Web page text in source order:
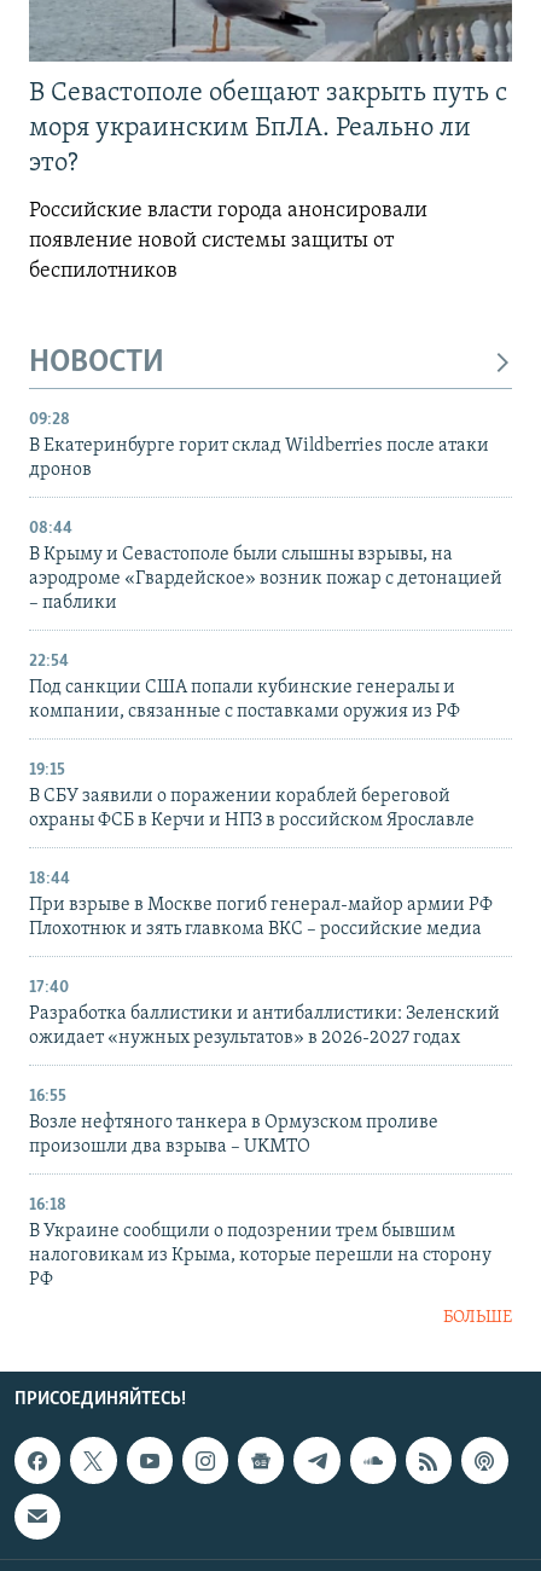
В Севастополе обещают закрыть путь с
моря украинским БпЛА. Реально ли
это?
Российские власти города анонсировали
появление новой системы защиты от
беспилотников
НОВОСТИ
09:28
В Екатеринбурге горит склад Wildberries после атаки
дронов
08:44
В Крыму и Севастополе были слышны взрывы, на
аэродроме «Гвардейское» возник пожар с детонацией
– паблики
22:54
Под санкции США попали кубинские генералы и
компании, связанные с поставками оружия из РФ
19:15
В СБУ заявили о поражении кораблей береговой
охраны ФСБ в Керчи и НПЗ в российском Ярославле
18:44
При взрыве в Москве погиб генерал-майор армии РФ
Плохотнюк и зять главкома ВКС – российские медиа
17:40
Разработка баллистики и антибаллистики: Зеленский
ожидает «нужных результатов» в 2026-2027 годах
16:55
Возле нефтяного танкера в Ормузском проливе
произошли два взрыва – UKMTO
16:18
В Украине сообщили о подозрении трем бывшим
налоговикам из Крыма, которые перешли на сторону
РФ
БОЛЬШЕ
ПРИСОЕДИНЯЙТЕСЬ!